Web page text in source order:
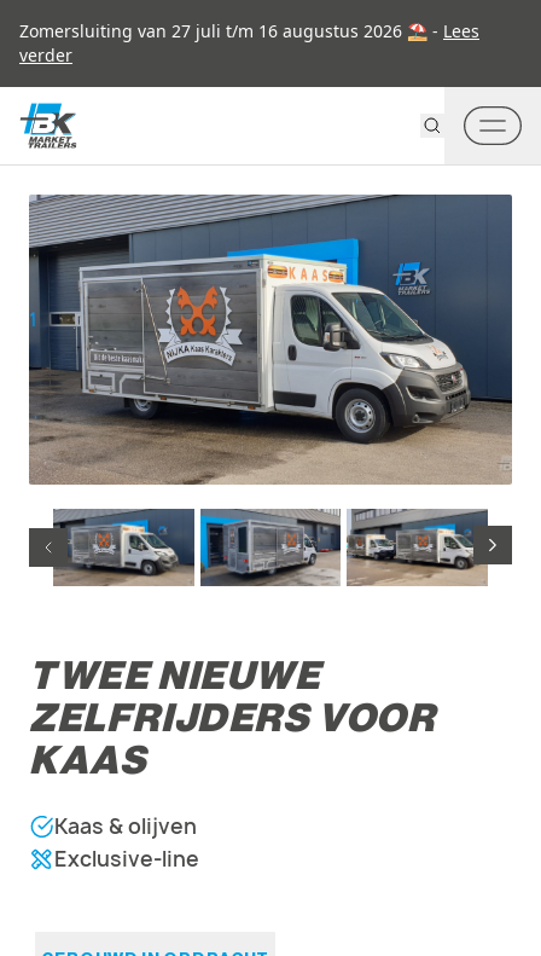
Zomersluiting van 27 juli t/m 16 augustus 2026 ⛱ - Lees
verder
TWEE NIEUWE
ZELFRIJDERS VOOR
KAAS
Kaas & olijven
Exclusive-line